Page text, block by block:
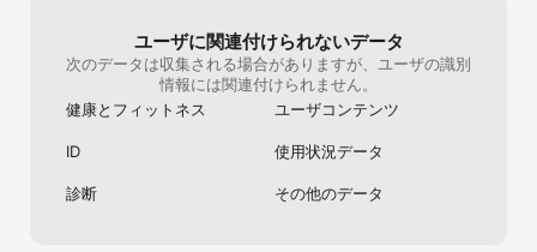
場所から簡単に探せます。
・詳細画面ではお店の住所、電話番号、営業時間、クーポン・クチ
コミなど、さらに詳しい情報を確認できます。
■後から見たい情報は「登録スポット」に登録
・お店や施設、ルート検索条件を「登録スポット」に保存できま
す。(※1)
・「登録スポット」に登録した施設は、地図上にアイコン表示。場
所がすぐに分かります。
ユーザに関連付けられないデータ
次のデータは収集される場合がありますが、ユーザの識別
情報には関連付けられません。
健康とフィットネス
ユーザコンテンツ
ID 使用状況データ
診断 その他のデータ